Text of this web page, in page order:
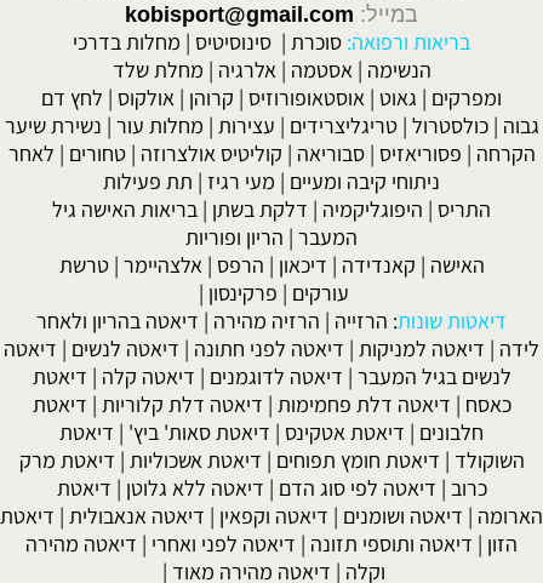
במייל: kobisport@gmail.com
בריאות ורפואה: סוכרת | סינוסיטיס | מחלות בדרכי
הנשימה | אסטמה | אלרגיה | מחלת שלד
ומפרקים | גאוט | אוסטאופורוזיס | קרוהן | אולקוס | לחץ דם
גבוה |כולסטרול |טריגליצרידים | עצירות | מחלות עור | נשירת שיער
הקרחה | פסוריאזיס |סבוריאה | קוליטיס אולצרוזה |טחורים | לאחר
ניתוחי קיבה ומעיים | מעי רגיז | תת פעילות
התריס | היפוגליקמיה | דלקת בשתן | בריאות האישה גיל
המעבר | הריון ופוריות
האישה | קאנדידה | דיכאון | הרפס | אלצהיימר |טרשת
עורקים | פרקינסון |
דיאטות שונות: הרזייה | הרזיה מהירה | דיאטה בהריון ולאחר
לידה | דיאטה למניקות | דיאטה לפני חתונה | דיאטה לנשים | דיאטה
לנשים בגיל המעבר | דיאטה לדוגמנים | דיאטה קלה | דיאטת
כאסח | דיאטה דלת פחמימות | דיאטה דלת קלוריות | דיאטת
חלבונים | דיאטת אטקינס | דיאטת סאות' ביץ' | דיאטת
השוקולד | דיאטת חומץ תפוחים | דיאטת אשכוליות | דיאטת מרק
כרוב | דיאטה לפי סוג הדם | דיאטה ללא גלוטן | דיאטת
הארומה | דיאטה ושומנים | דיאטה וקפאין | דיאטה אנאבולית | דיאטת
הזון | דיאטה ותוספי תזונה | דיאטה לפני ואחרי | דיאטה מהירה
וקלה | דיאטה מהירה מאוד |